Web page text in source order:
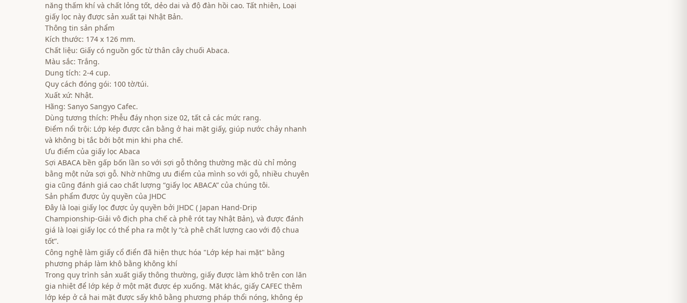
năng thấm khí và chất lỏng tốt, dẻo dai và độ đàn hồi cao. Tất nhiên, Loại
giấy lọc này được sản xuất tại Nhật Bản.
Thông tin sản phẩm
Kích thước: 174 x 126 mm.
Chất liệu: Giấy có nguồn gốc từ thân cây chuối Abaca.
Màu sắc: Trắng.
Dung tích: 2-4 cup.
Quy cách đóng gói: 100 tờ/túi.
Xuất xứ: Nhật.
Hãng: Sanyo Sangyo Cafec.
Dùng tương thích: Phễu đáy nhọn size 02, tất cả các mức rang.
Điểm nổi trội: Lớp kép được cân bằng ở hai mặt giấy, giúp nước chảy nhanh
và không bị tắc bởi bột mịn khi pha chế.
Ưu điểm của giấy lọc Abaca
Sợi ABACA bền gấp bốn lần so với sợi gỗ thông thường mặc dù chỉ mỏng
bằng một nửa sợi gỗ. Nhờ những ưu điểm của mình so với gỗ, nhiều chuyên
gia cũng đánh giá cao chất lượng “giấy lọc ABACA” của chúng tôi.
Sản phẩm được ủy quyền của JHDC
Đây là loại giấy lọc được ủy quyền bởi JHDC ( Japan Hand-Drip
Championship-Giải vô địch pha chế cà phê rót tay Nhật Bản), và được đánh
giá là loại giấy lọc có thể pha ra một ly “cà phê chất lượng cao với độ chua
tốt”.
Công nghệ làm giấy cổ điển đã hiện thực hóa "Lớp kép hai mặt" bằng
phương pháp làm khô bằng không khí
Trong quy trình sản xuất giấy thông thường, giấy được làm khô trên con lăn
gia nhiệt để lớp kép ở một mặt được ép xuống. Mặt khác, giấy CAFEC thêm
lớp kép ở cả hai mặt được sấy khô bằng phương pháp thổi nóng, không ép